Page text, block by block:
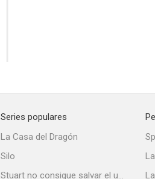
Series populares
La Casa del Dragón
Silo
Stuart no consigue salvar el universo